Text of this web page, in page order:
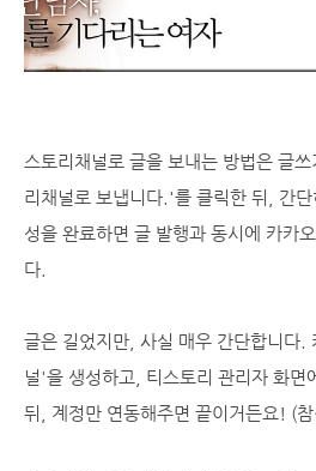
스토리채널로 글을 보내는 방법은 글
리채널로 보냅니다.'를 클릭한 뒤, 간
성을 완료하면 글 발행과 동시에 카카
다.
글은 길었지만, 사실 매우 간단합니다.
널'을 생성하고, 티스토리 관리자 화면
뒤, 계정만 연동해주면 끝이거든요! (